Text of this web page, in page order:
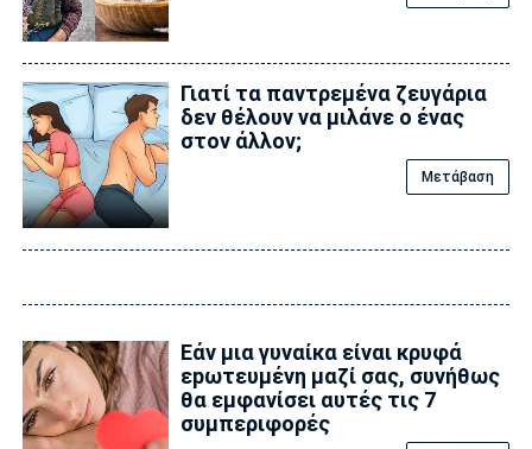
Γιατί τα παντρεμένα ζευγάρια
δεν θέλουν να μιλάνε ο ένας
στον άλλον;
Μετάβαση
Εάν μια γυναίκα είναι κρυφά
εpωτευμένη μαζί σας, συνήθως
θα εμφανίσει αυτές τις 7
συμπεριφορές